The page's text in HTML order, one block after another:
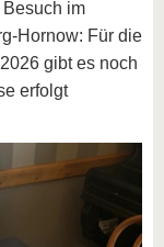
im
Hornow: Für die
gibt es noch
erfolgt